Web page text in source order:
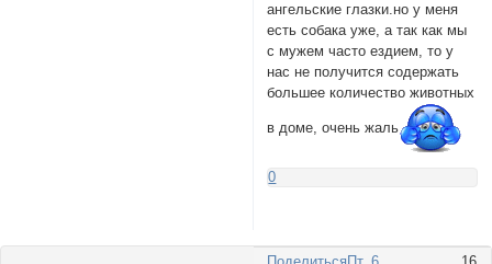
ангельские глазки.но у меня
есть собака уже, а так как мы
с мужем часто ездием, то у
нас не получится содержать
большее количество животных
в доме, очень жаль
0